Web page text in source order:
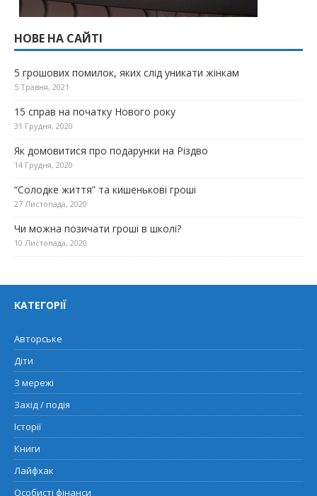
НОВЕ НА САЙТІ
5 грошових помилок, яких слід уникати жінкам
5 Травня, 2021
15 справ на початку Нового року
31 Грудня, 2020
Як домовитися про подарунки на Різдво
14 Грудня, 2020
“Солодке життя” та кишенькові гроші
27 Листопада, 2020
Чи можна позичати гроші в школі?
10 Листопада, 2020
КАТЕГОРІЇ
Авторське
Діти
З мережі
Захід / подія
Історії
Книги
Лайфхак
Особисті фінанси